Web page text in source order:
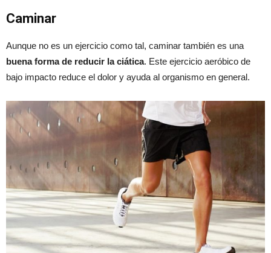
Caminar
Aunque no es un ejercicio como tal, caminar también es una
buena forma de reducir la ciática. Este ejercicio aeróbico de
bajo impacto reduce el dolor y ayuda al organismo en general.